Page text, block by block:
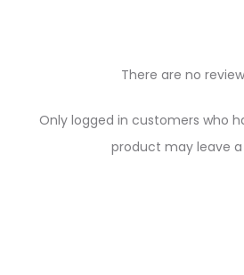
There are no
Only logged in customers who
product may leave a